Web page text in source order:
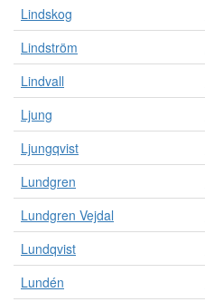
Lindskog
Lindström
Lindvall
Ljung
Ljungqvist
Lundgren
Lundgren Vejdal
Lundqvist
Lundén